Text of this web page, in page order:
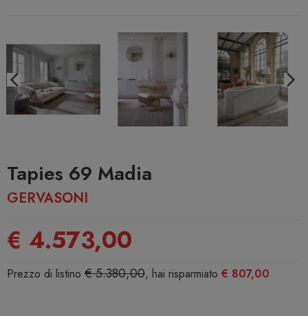
Tapies 69 Madia
GERVASONI
€ 4.573,00
Prezzo di listino € 5.380,00, hai risparmiato € 807,00